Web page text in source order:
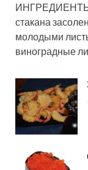
ИНГРЕДИЕНТЫ
стакана
молодыми
виноградные